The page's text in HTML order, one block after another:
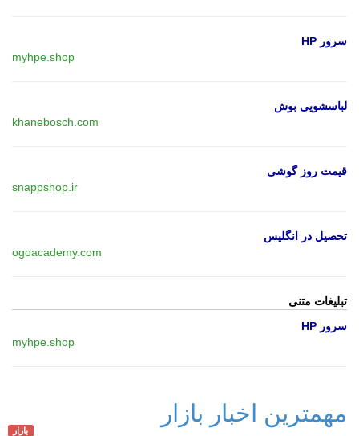
سرور HP
myhpe.shop
لباسشویی بوش
khanebosch.com
قیمت روز گوشی
snappshop.ir
تحصیل در انگلیس
ogoacademy.com
تبلیغات متنی
سرور HP
myhpe.shop
مهمترین اخبار بازار
بازار